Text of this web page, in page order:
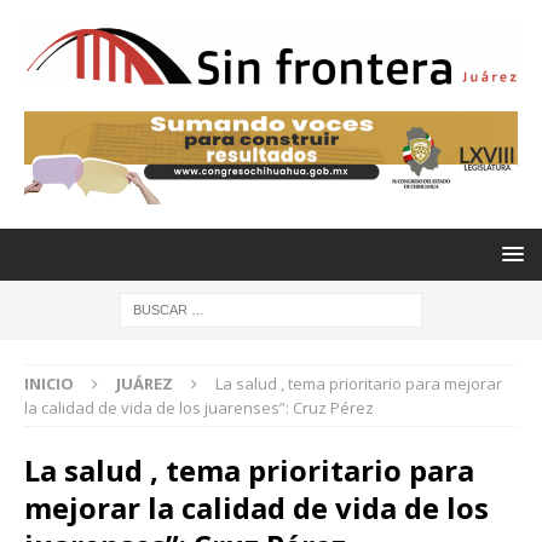
INICIO JUÁREZ
La salud , tema prioritario para mejorar
la calidad de vida de los juarenses”: Cruz Pérez
La salud , tema prioritario para
mejorar la calidad de vida de los